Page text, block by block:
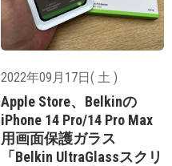
2022年09月17日( 土 )
Apple Store、Belkinの
iPhone 14 Pro/14 Pro Max
用画面保護ガラス
「Belkin UltraGlassスクリ